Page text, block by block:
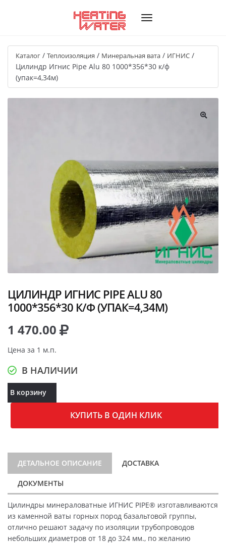
Каталог / Теплоизоляция / Минеральная вата / ИГНИС /
Цилиндр Игнис Pipe Alu 80 1000*356*30 к/ф
(упак=4,34м)
ЦИЛИНДР ИГНИС PIPE ALU 80
1000*356*30 К/Ф (УПАК=4,34М)
1 470.00
Цена за 1 м.п.
В НАЛИЧИИ
В корзину
КУПИТЬ В ОДИН КЛИК
ДЕТАЛЬНОЕ ОПИСАНИЕ ДОСТАВКА
ДОКУМЕНТЫ
Цилиндры минераловатные ИГНИС PIPE® изготавливаются
из каменной ваты горных пород базальтовой группы,
отлично решают задачу по изоляции трубопроводов
небольших диаметров от 18 до 324 мм., по желанию